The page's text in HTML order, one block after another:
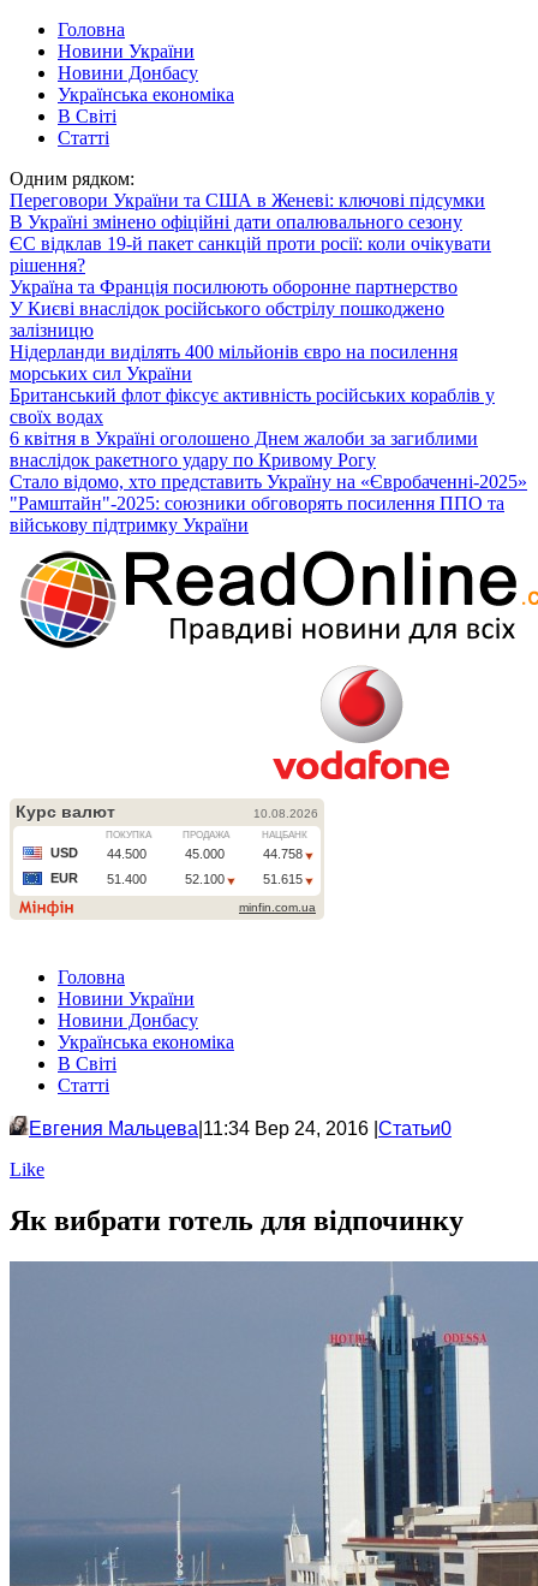
Головна
Новини України
Новини Донбасу
Українська економіка
В Світі
Статті
Одним рядком:
Переговори України та США в Женеві: ключові підсумки
В Україні змінено офіційні дати опалювального сезону
ЄС відклав 19-й пакет санкцій проти росії: коли очікувати
рішення?
Україна та Франція посилюють оборонне партнерство
У Києві внаслідок російського обстрілу пошкоджено
залізницю
Нідерланди виділять 400 мільйонів євро на посилення
морських сил України
Британський флот фіксує активність російських кораблів у
своїх водах
6 квітня в Україні оголошено Днем жалоби за загиблими
внаслідок ракетного удару по Кривому Рогу
Стало відомо, хто представить Україну на «Євробаченні-2025»
"Рамштайн"-2025: cоюзники обговорять посилення ППО та
військову підтримку України
Головна
Новини України
Новини Донбасу
Українська економіка
В Світі
Статті
Евгения Мальцева 11:34 Вер 24, 2016 | Статьи0
Like
Як вибрати готель для відпочинку